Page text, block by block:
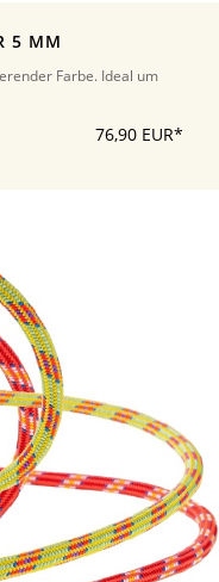
5 MM
Farbe. Ideal um
76,90 EUR*